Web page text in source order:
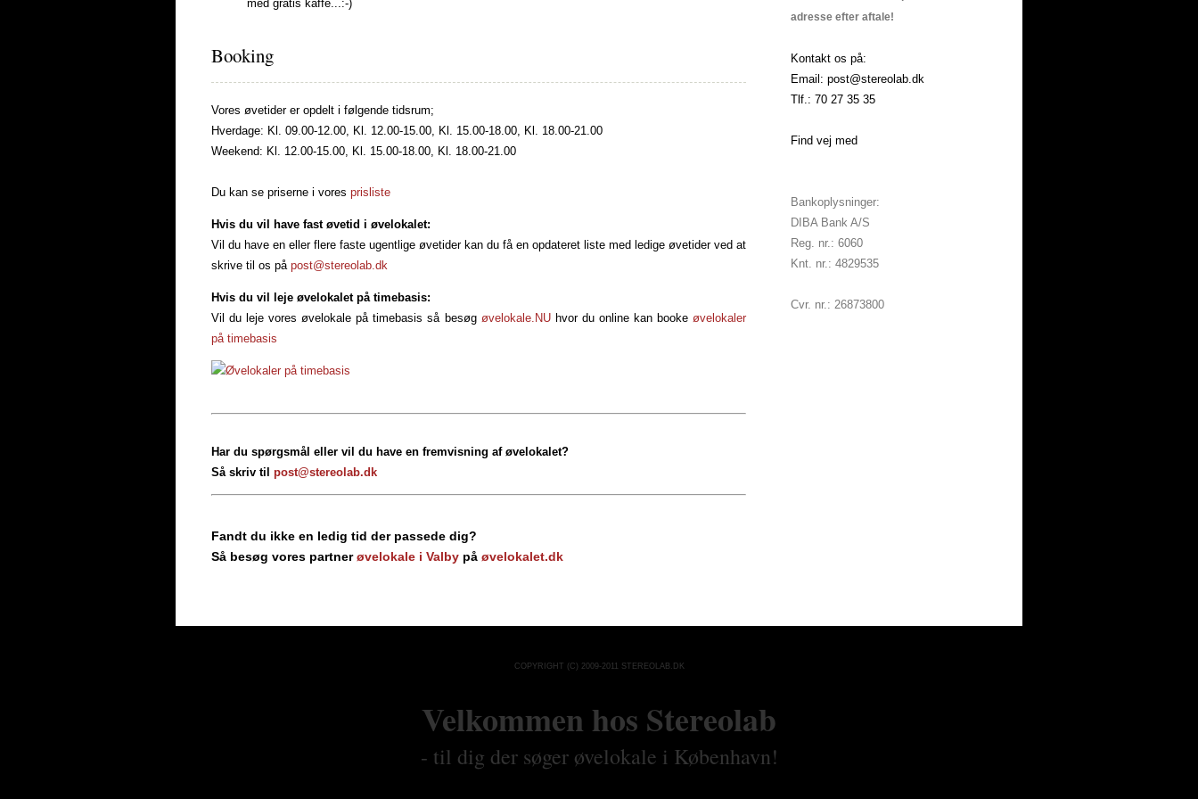
med gratis kaffe...:-)
Booking
Vores øvetider er opdelt i følgende tidsrum;
Hverdage: Kl. 09.00-12.00, Kl. 12.00-15.00, Kl. 15.00-18.00, Kl. 18.00-21.00
Weekend: Kl. 12.00-15.00, Kl. 15.00-18.00, Kl. 18.00-21.00
Du kan se priserne i vores prisliste
Hvis du vil have fast øvetid i øvelokalet:
Vil du have en eller flere faste ugentlige øvetider kan du få en opdateret liste med ledige øvetider ved at
skrive til os på post@stereolab.dk
Hvis du vil leje øvelokalet på timebasis:
Vil du leje vores øvelokale på timebasis så besøg øvelokale.NUhvor du online kan bookeøvelokaler
på timebasis
Har du spørgsmål eller vil du have en fremvisning af øvelokalet?
Så skriv til post@stereolab.dk
Fandt du ikke en ledig tid der passede dig?
Så besøg vores partnerøvelokale i Valby på øvelokalet.dk
adresse efter aftale!
Kontakt os på:
Email: post@stereolab.dk
Tlf.: 70 27 35 35
Find vej med
Bankoplysninger:
DIBA Bank A/S
Reg. nr.: 6060
Knt. nr.: 4829535
Cvr. nr.: 26873800
COPYRIGHT (C) 2009-2011 STEREOLAB.DK
Velkommen hos Stereolab
- til dig der søger øvelokale i København!